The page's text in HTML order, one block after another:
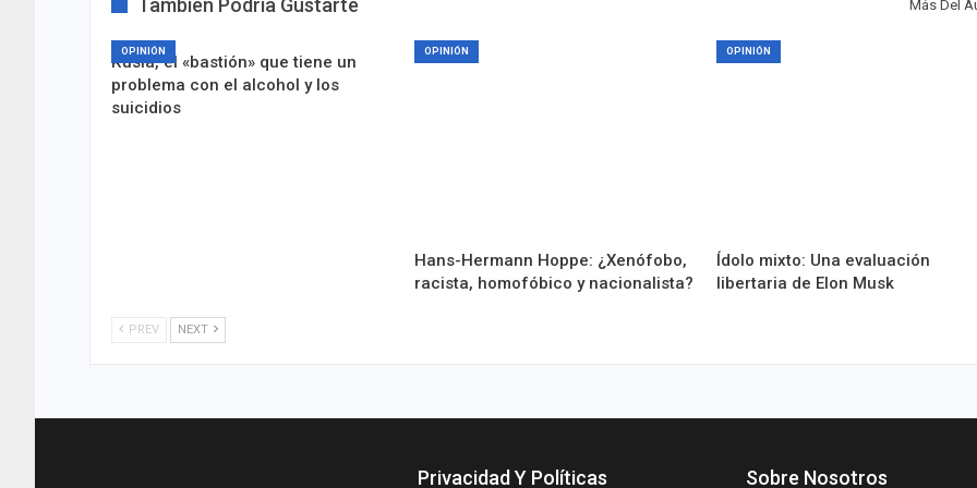
También Podría Gustarte Más Del
OPINIÓN
Rusia, el «bastión» que tiene un
problema con el alcohol y los
suicidios
OPINIÓN
Hans-Hermann Hoppe: ¿Xenófobo,
racista, homofóbico y nacionalista?
OPINIÓN
Ídolo mixto: Una evaluación
libertaria de Elon Musk
PREV NEXT
Privacidad Y Políticas Sobre Nosotros